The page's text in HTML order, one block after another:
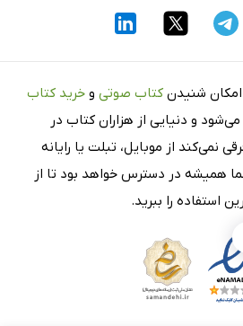
امکان شنیدن کتاب صوتی و خرید کتاب
و دنیایی از هزاران کتاب در
نمی‌کند از موبایل، تبلت یا رایانه
همیشه در دسترس خواهد بود تا از
استفاده را ببرید.